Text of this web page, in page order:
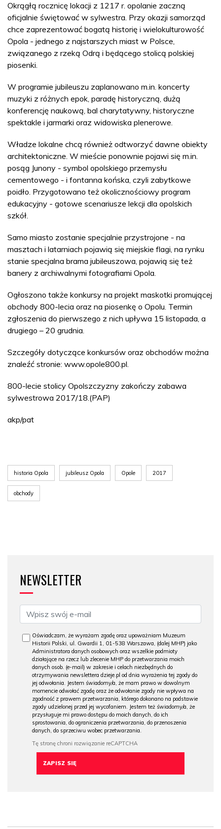
Okrągłą rocznicę lokacji z 1217 r. opolanie zaczną
oficjalnie świętować w sylwestra. Przy okazji samorząd
chce zaprezentować bogatą historię i wielokulturowość
Opola - jednego z najstarszych miast w Polsce,
związanego z rzeką Odrą i będącego stolicą polskiej
piosenki.
W programie jubileuszu zaplanowano m.in. koncerty
muzyki z różnych epok, paradę historyczną, dużą
konferencję naukową, bal charytatywny, historyczne
spektakle i jarmarki oraz widowiska plenerowe.
Władze lokalne chcą również odtworzyć dawne obiekty
architektoniczne. W mieście ponownie pojawi się m.in.
posąg Junony - symbol opolskiego przemysłu
cementowego - i fontanna końska, czyli zabytkowe
poidło. Przygotowano też okolicznościowy program
edukacyjny - gotowe scenariusze lekcji dla opolskich
szkół.
Samo miasto zostanie specjalnie przystrojone - na
masztach i latarniach pojawią się miejskie flagi, na rynku
stanie specjalna brama jubileuszowa, pojawią się też
banery z archiwalnymi fotografiami Opola.
Ogłoszono także konkursy na projekt maskotki promującej
obchody 800-lecia oraz na piosenkę o Opolu. Termin
zgłoszenia do pierwszego z nich upływa 15 listopada, a
drugiego – 20 grudnia.
Szczegóły dotyczące konkursów oraz obchodów można
znaleźć stronie: www.opole800.pl.
800-lecie stolicy Opolszczyzny zakończy zabawa
sylwestrowa 2017/18.(PAP)
akp/pat
historia Opola jubileusz Opola Opole 2017
obchody
NEWSLETTER
Oświadczam, że wyrażam zgodę oraz upoważniam Muzeum
Historii Polski, ul. Gwardii 1, 01-538 Warszawa, (dalej MHP) jako
Administratora danych osobowych oraz wszelkie podmioty
działające na rzecz lub zlecenie MHP do przetwarzania moich
danych osob. (e-mail) w zakresie i celach niezbędnych do
otrzymywania newslettera dzieje.pl od dnia wyrażenia tej zgody do
jej odwołania. Jestem świadomy/a, że mam prawo w dowolnym
momencie odwołać zgodę oraz że odwołanie zgody nie wpływa na
zgodność z prawem przetwarzania, którego dokonano na podstawie
zgody udzielonej przed jej wycofaniem. Jestem też świadomy/a, że
przysługuje mi prawo dostępu do moich danych, do ich
sprostowania, do ograniczenia przetwarzania, do przenoszenia
danych, do sprzeciwu wobec przetwarzania.